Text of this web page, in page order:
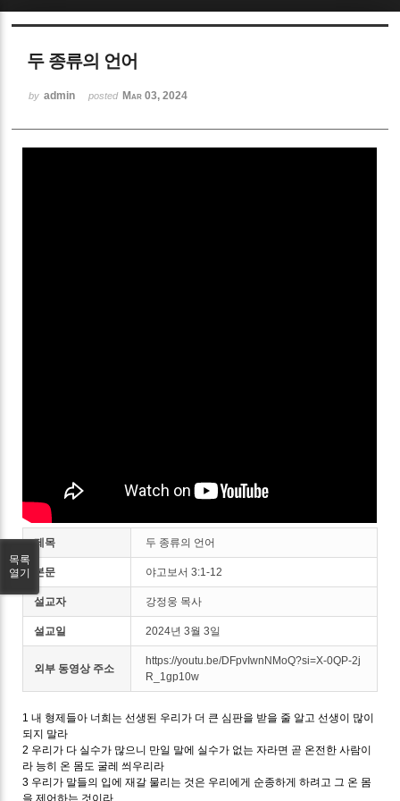
두 종류의 언어
by admin posted Mar 03, 2024
제목 두 종류의 언어
본문 야고보서 3:1-12
설교자 강정웅 목사
설교일 2024년 3월 3일
외부 동영상 주소
https://youtu.be/DFpvIwnNMoQ?si=X-0QP-2j
R_1gp10w
1 내 형제들아 너희는 선생된 우리가 더 큰 심판을 받을 줄 알고 선생이 많이
되지 말라
2 우리가 다 실수가 많으니 만일 말에 실수가 없는 자라면 곧 온전한 사람이
라 능히 온 몸도 굴레 씌우리라
3 우리가 말들의 입에 재갈 물리는 것은 우리에게 순종하게 하려고 그 온 몸
을 제어하는 것이라
목록
열기
Sketchbook5, 스케치북5